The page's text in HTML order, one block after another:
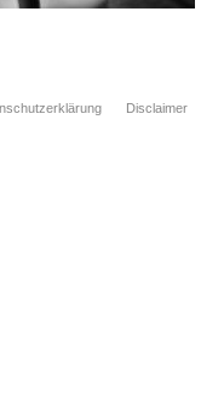
Disclaimer